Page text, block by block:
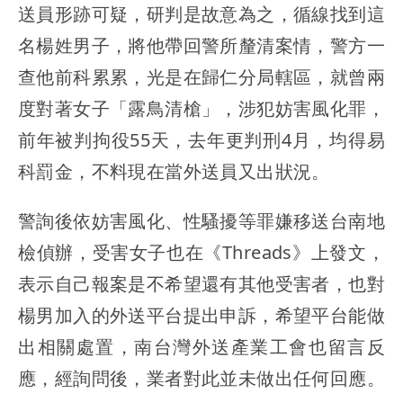
送員形跡可疑，研判是故意為之，循線找到這
名楊姓男子，將他帶回警所釐清案情，警方一
查他前科累累，光是在歸仁分局轄區，就曾兩
度對著女子「露鳥清槍」，涉犯妨害風化罪，
前年被判拘役55天，去年更判刑4月，均得易
科罰金，不料現在當外送員又出狀況。
警詢後依妨害風化、性騷擾等罪嫌移送台南地
檢偵辦，受害女子也在《Threads》上發文，
表示自己報案是不希望還有其他受害者，也對
楊男加入的外送平台提出申訴，希望平台能做
出相關處置，南台灣外送產業工會也留言反
應，經詢問後，業者對此並未做出任何回應。